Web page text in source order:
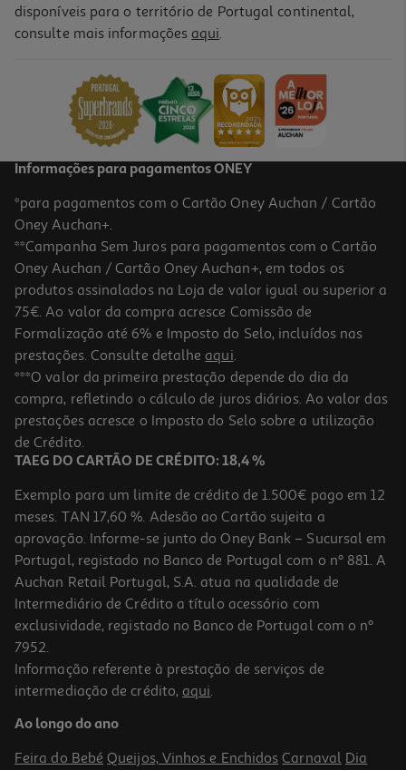
Tapete Para Wc Gato Lucpet Cores Sortidas 60x40cm
Filtro Carvão Ativo Ferplast L 135 (2)
3.69 €/un
3,69 €
Caixa De Areia Gato Catty Cor/sortida 54.5x39.1x40.3
25.49 €/un
25,49 €
disponíveis para o território de Portugal continental,
consulte mais informações aqui.
Informações para pagamentos ONEY
*para pagamentos com o Cartão Oney Auchan / Cartão
Oney Auchan+.
**Campanha Sem Juros para pagamentos com o Cartão
Oney Auchan / Cartão Oney Auchan+, em todos os
produtos assinalados na Loja de valor igual ou superior a
75€. Ao valor da compra acresce Comissão de
Formalização até 6% e Imposto do Selo, incluídos nas
prestações. Consulte detalhe aqui.
***O valor da primeira prestação depende do dia da
compra, refletindo o cálculo de juros diários. Ao valor das
prestações acresce o Imposto do Selo sobre a utilização
de Crédito.
TAEG DO CARTÃO DE CRÉDITO: 18,4 %
Exemplo para um limite de crédito de 1.500€ pago em 12
meses. TAN 17,60 %. Adesão ao Cartão sujeita a
aprovação. Informe-se junto do Oney Bank – Sucursal em
Portugal, registado no Banco de Portugal com o nº 881. A
Auchan Retail Portugal, S.A. atua na qualidade de
Intermediário de Crédito a título acessório com
exclusividade, registado no Banco de Portugal com o nº
7952.
Informação referente à prestação de serviços de
intermediação de crédito, aqui.
Ao longo do ano
Feira do Bebé Queijos, Vinhos e Enchidos Carnaval Dia